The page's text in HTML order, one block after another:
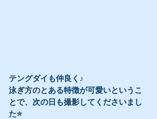
テングダイも仲良く♪
泳ぎ方のとある特徴が可愛いというこ
とで、次の日も撮影してくださいまし
た⭐️